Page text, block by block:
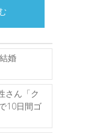
婚
さん「ク
10日間ゴ